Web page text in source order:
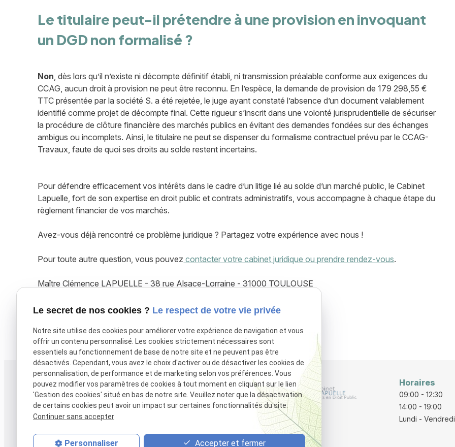
Le titulaire peut-il prétendre à une provision en invoquant
un DGD non formalisé ?
Non , dès lors qu’il n’existe ni décompte définitif établi, ni transmission préalable conforme aux exigences du
CCAG, aucun droit à provision ne peut être reconnu. En l’espèce, la demande de provision de 179 298,55 €
TTC présentée par la société S. a été rejetée, le juge ayant constaté l’absence d’un document valablement
identifié comme projet de décompte final. Cette rigueur s’inscrit dans une volonté jurisprudentielle de sécuriser
la procédure de clôture financière des marchés publics en évitant des demandes fondées sur des échanges
ambigus ou incomplets. Ainsi, le titulaire ne peut se dispenser du formalisme contractuel prévu par le CCAG-
Travaux, faute de quoi ses droits au solde restent incertains.
Pour défendre efficacement vos intérêts dans le cadre d’un litige lié au solde d’un marché public, le Cabinet
Lapuelle, fort de son expertise en droit public et contrats administratifs, vous accompagne à chaque étape du
règlement financier de vos marchés.
Avez-vous déjà rencontré ce problème juridique ? Partagez votre expérience avec nous !
Pour toute autre question, vous pouvez contacter votre cabinet juridique ou prendre rendez-vous.
Maître Clémence LAPUELLE - 38 rue Alsace-Lorraine - 31000 TOULOUSE
Tél. : 05 61 38 27 17 - Mail : lapuelle@cabinetlapuelle.com
X (formerly Twitter) est désactivé. Autoriser Facebook est désactivé. Autoriser
Téléphone
05 61 38 27 17
Adresse
38 rue Alsace-Lorraine
31000 TOULOUSE
Horaires
09:00 - 12:30
14:00 - 19:00
Lundi - Vendredi
Le secret de nos cookies ? Le respect de votre vie privée
Notre site utilise des cookies pour améliorer votre expérience de navigation et vous
offrir un contenu personnalisé. Les cookies strictement nécessaires sont
essentiels au fonctionnement de base de notre site et ne peuvent pas être
désactivés. Cependant, vous avez le choix d'activer ou de désactiver les cookies de
personnalisation, de performance et de marketing selon vos préférences. Vous
pouvez modifier vos paramètres de cookies à tout moment en cliquant sur le lien
'Gestion des cookies' situé en bas de notre site. Veuillez noter que la désactivation
de certains cookies peut avoir un impact sur certaines fonctionnalités du site.
Continuer sans accepter
Personnaliser Accepter et fermer